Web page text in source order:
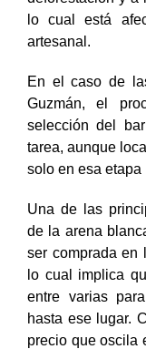
lo cual está
artesanal.
En el caso de
Guzmán, el
selección del
tarea, aunque
solo en esa etapa
Una de las
de la arena
ser comprada en
lo cual implica
entre varias
hasta ese lugar.
precio que oscila